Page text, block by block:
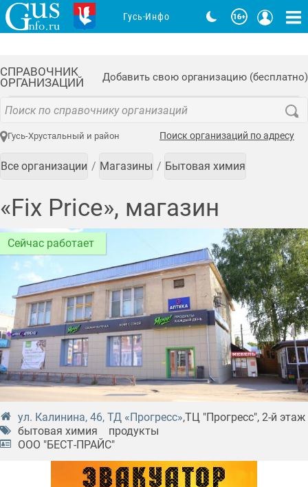
СПРАВОЧНИК
ОРГАНИЗАЦИЙ
Добавить свою организацию (бесплатно)
Гусь-Хрустальный и район Поиск организаций по адресу
Все организации Магазины Бытовая химия
«Fix Price», магазин
Сейчас работает
ул. Калинина, 46, ТД «Прогресс»,ТЦ "Прогресс", 2-й этаж
бытовая химия
продукты
ООО "БЕСТ-ПРАЙС"
Гусь-Инфо